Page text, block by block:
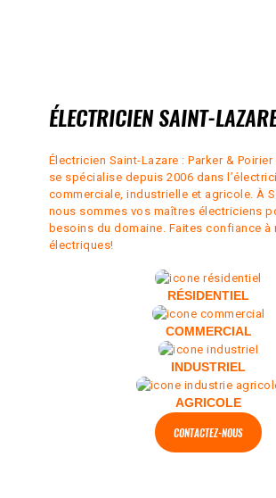
ÉLECTRICIEN SAINT-
Électricien Saint-Lazare : Parker & Poirier
se spécialise depuis 2006 dans
commerciale, industrielle et agricole. À
nous sommes vos maîtres électriciens
besoins du domaine. Faites confiance à
électriques!
RÉSIDENTIEL
COMMERCIAL
INDUSTRIEL
AGRICOLE
CONTACTEZ-NOUS